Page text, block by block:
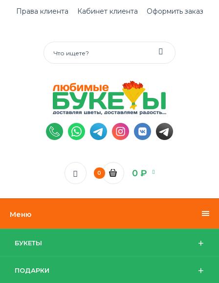
Права клиента Кабинет клиента Оформить заказ
0 0 ₽
Меню
БУКЕТЫ
ПОДАРКИ